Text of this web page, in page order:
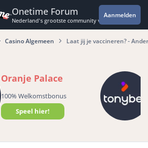
Onetime Forum
Nederland's grootste community voor de
Aanmelden
Casino Algemeen Laat jij je vaccineren? -
Oranje Palace
100% Welkomstbonus
Speel hier!